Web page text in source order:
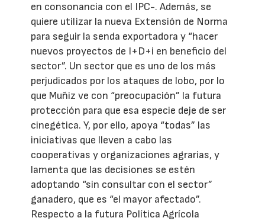
en consonancia con el IPC-. Además, se
quiere utilizar la nueva Extensión de Norma
para seguir la senda exportadora y “hacer
nuevos proyectos de I+D+i en beneficio del
sector”. Un sector que es uno de los más
perjudicados por los ataques de lobo, por lo
que Muñiz ve con “preocupación” la futura
protección para que esa especie deje de ser
cinegética. Y, por ello, apoya “todas” las
iniciativas que lleven a cabo las
cooperativas y organizaciones agrarias, y
lamenta que las decisiones se estén
adoptando “sin consultar con el sector”
ganadero, que es “el mayor afectado”.
Respecto a la futura Política Agrícola